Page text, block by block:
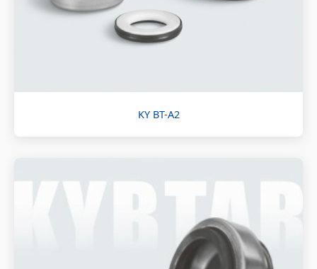
KY BT-A2